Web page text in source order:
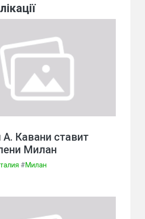
А. Кавани ставит
Милан
#Милан